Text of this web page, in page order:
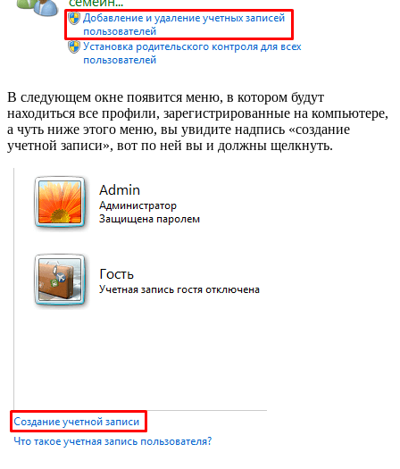
В следующем окне появится меню, в котором будут
находиться все профили, зарегистрированные на компьютере,
а чуть ниже этого меню, вы увидите надпись «создание
учетной записи», вот по ней вы и должны щелкнуть.